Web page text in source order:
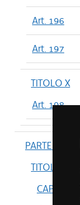
Art. 196
Art. 197
TITOLO X
Art. 198
PARTE IV
TITOLO I
CAPO I